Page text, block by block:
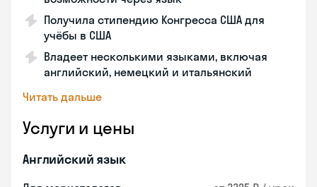
Получила стипендию Конгресса США для
учёбы в США
Владеет несколькими языками, включая
английский, немецкий и итальянский
Читать дальше
Услуги и цены
Английский язык